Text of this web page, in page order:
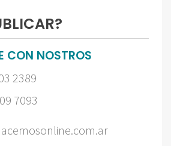
CON NOSTROS
2389
7093